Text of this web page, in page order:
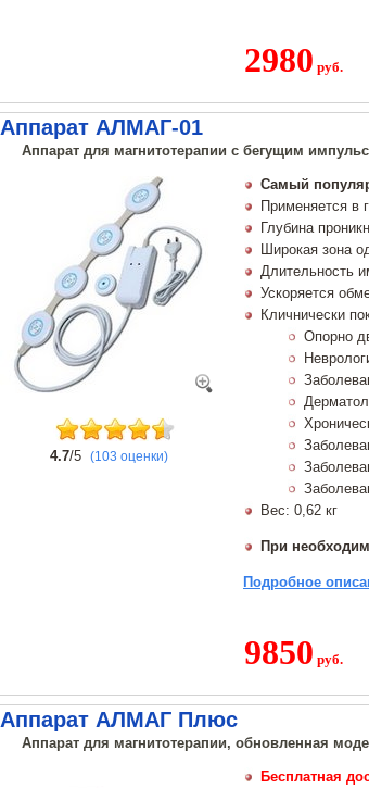
2980 руб.
Аппарат АЛМАГ-01
Аппарат для магнитотерапии с бегущим
4.7/5 (103 оценки)
Самый
Применяется в
Глубина
Широкая зона
Длительность
Ускоряется
Кличнически
Опорно
Вес: 0,62 кг
При
Подробное
9850 руб.
Аппарат АЛМАГ Плюс
Аппарат для магнитотерапии, обновленная
Бесплатная